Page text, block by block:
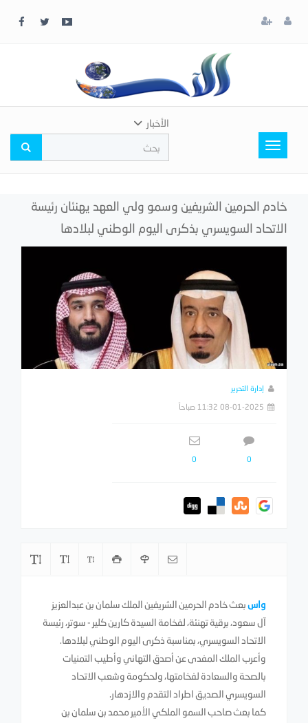
Toggle
navigation
الأخبار
خادم الحرمين الشريفين وسمو ولي العهد يهنئان رئيسة
الاتحاد السويسري بذكرى اليوم الوطني لبلادها
إدارة التحرير
08-01-2025 11:32 صباحاً
0
0
واسبعث خادم الحرمين الشريفين الملك سلمان بن عبدالعزيز
آل سعود، برقية تهنئة، لفخامة السيدة كارين كلير - سوتر، رئيسة
الاتحاد السويسري، بمناسبة ذكرى اليوم الوطني لبلادها.
وأعرب الملك المفدى عن أصدق التهاني وأطيب التمنيات
بالصحة والسعادة لفخامتها، ولحكومة وشعب الاتحاد
السويسري الصديق اطراد التقدم والازدهار.
كما بعث صاحب السمو الملكي الأمير محمد بن سلمان بن